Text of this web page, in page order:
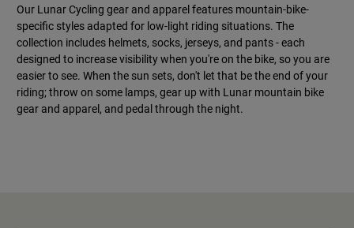
Our Lunar Cycling gear and apparel features mountain-bike-
specific styles adapted for low-light riding situations. The
collection includes helmets, socks, jerseys, and pants - each
designed to increase visibility when you're on the bike, so you are
easier to see. When the sun sets, don't let that be the end of your
riding; throw on some lamps, gear up with Lunar mountain bike
gear and apparel, and pedal through the night.